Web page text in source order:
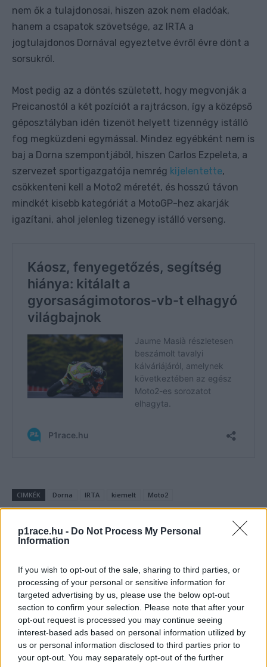
p1race.hu - Do Not Process My Personal
Information
If you wish to opt-out of the sale, sharing to third parties, or
processing of your personal or sensitive information for
targeted advertising by us, please use the below opt-out
section to confirm your selection. Please note that after your
opt-out request is processed you may continue seeing
interest-based ads based on personal information utilized by
us or personal information disclosed to third parties prior to
your opt-out. You may separately opt-out of the further
nem ők a tulajdonosai, hiszen azok nem eladóak,
hanem a csapatok szövetsége, az IRTA a
jogtulajdonos Dornával egyeztetve évről évre dönt a
sorsukról.
Most pedig az a döntés született, hogy megvonják a
Preicanostól a két pozíciót a rajtrácson, így a középső
géposztályban idén tizenöt helyett tizennégy istálló
fog megküzdeni egymással. Mindez egyébként nem is
baj a Dorna szempontjából, hiszen Carlos Ezpeleta, a
szervezet sportigazgatója nemrég kijelentette,
csökkenteni kell a Moto2 méretét, és hosszú távon
mindkét kisebb kategóriát a MotoGP-hez akarják
igazítani, ahol jelenleg tizenegy istálló verseng.
CIMKÉK Dorna IRTA kiemelt
Moto2
Preicanos Racing Team
Előző cikk
Nem mindennapi ajándékot
kapott a Ducatitól Marc
Márquez, akit komoly sztárok
köszöntöttek fel
Következő cikk
Rea ennél is rosszabbul
járhatott volna, Razgatlıoğlu
inkább nem kockáztatott a
balesete után